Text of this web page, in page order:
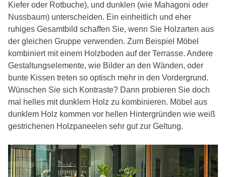
Kiefer oder Rotbuche), und dunklen (wie Mahagoni oder
Nussbaum) unterscheiden. Ein einheitlich und eher
ruhiges Gesamtbild schaffen Sie, wenn Sie Holzarten aus
der gleichen Gruppe verwenden. Zum Beispiel Möbel
kombiniert mit einem Holzboden auf der Terrasse. Andere
Gestaltungselemente, wie Bilder an den Wänden, oder
bunte Kissen treten so optisch mehr in den Vordergrund.
Wünschen Sie sich Kontraste? Dann probieren Sie doch
mal helles mit dunklem Holz zu kombinieren. Möbel aus
dunklem Holz kommen vor hellen Hintergründen wie weiß
gestrichenen Holzpaneelen sehr gut zur Geltung.